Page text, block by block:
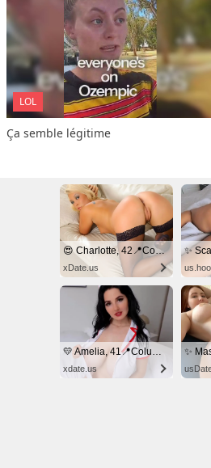
LOL
Ça semble légitime